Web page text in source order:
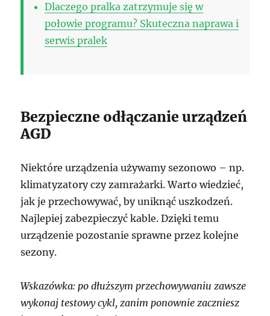
Dlaczego pralka zatrzymuje się w
połowie programu? Skuteczna naprawa i
serwis pralek
Bezpieczne odłączanie urządzeń
AGD
Niektóre urządzenia używamy sezonowo – np.
klimatyzatory czy zamrażarki. Warto wiedzieć,
jak je przechowywać, by uniknąć uszkodzeń.
Najlepiej zabezpieczyć kable. Dzięki temu
urządzenie pozostanie sprawne przez kolejne
sezony.
Wskazówka: po dłuższym przechowywaniu zawsze
wykonaj testowy cykl, zanim ponownie zaczniesz